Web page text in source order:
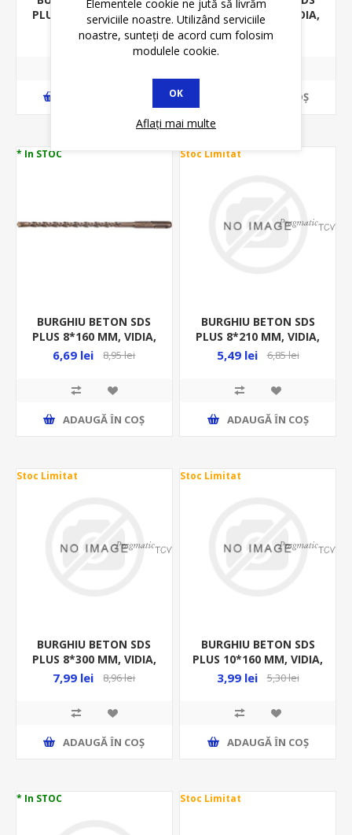
PLUS 8*110 MM, VIDIA,
YT-4204
6,98 lei 8,15 lei
PLUS 8*160 MM, VIDIA,
23680
3,99 lei 4,85 lei
ADAUGĂ ȊN COŞ
* In STOC
BURGHIU BETON SDS
PLUS 8*160 MM, VIDIA,
YT-4205
6,69 lei 8,95 lei
ADAUGĂ ȊN COŞ
Stoc Limitat
BURGHIU BETON SDS
PLUS 8*210 MM, VIDIA,
23690
5,49 lei 6,85 lei
ADAUGĂ ȊN COŞ
Stoc Limitat
BURGHIU BETON SDS
PLUS 8*300 MM, VIDIA,
23692
7,99 lei 8,96 lei
ADAUGĂ ȊN COŞ
Stoc Limitat
BURGHIU BETON SDS
PLUS 10*160 MM, VIDIA,
23710
3,99 lei 5,30 lei
ADAUGĂ ȊN COŞ
* In STOC Stoc Limitat
Elementele cookie ne jută să livrăm
serviciile noastre. Utilizând serviciile
noastre, sunteți de acord cum folosim
modulele cookie.
OK
Aflați mai multe